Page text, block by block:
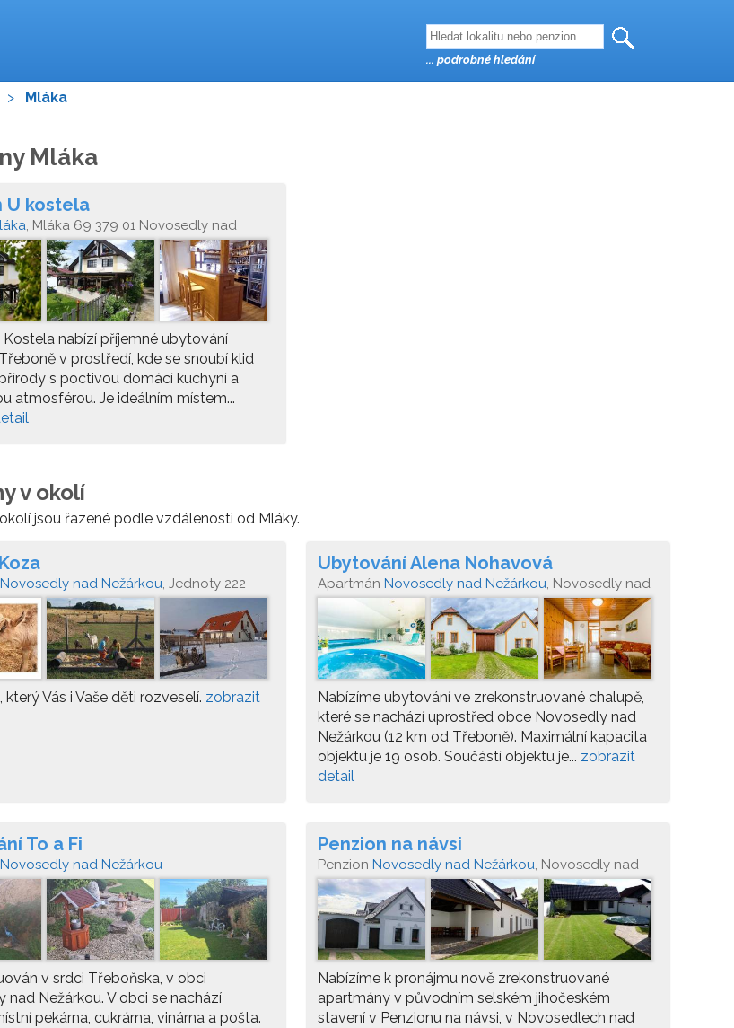
> Mláka
Mláka
U kostela
, Mláka 69 379 01 Novosedly nad
Kostela nabízí příjemné ubytování
v prostředí, kde se snoubí klid
s poctivou domácí kuchyní a
atmosférou. Je ideálním místem...
v okolí
jsou řazené podle vzdálenosti od Mláky.
Novosedly nad Nežárkou, Jednoty 222
Vás i Vaše děti rozveselí. zobrazit
Ubytování Alena Nohavová
Apartmán Novosedly nad Nežárkou, Novosedly nad
Nežárkou 9
Nabízíme ubytování ve zrekonstruované chalupě,
které se nachází uprostřed obce Novosedly nad
Nežárkou (12 km od Třeboně). Maximální kapacita
objektu je 19 osob. Součástí objektu je... zobrazit
detail
To a Fi
Novosedly nad Nežárkou
v srdci Třeboňska, v obci
nad Nežárkou. V obci se nachází
pekárna, cukrárna, vinárna a pošta.
Penzion na návsi
Penzion Novosedly nad Nežárkou, Novosedly nad
Nežárkou 70
Nabízíme k pronájmu nově zrekonstruované
apartmány v původním selském jihočeském
stavení v Penzionu na návsi, v Novosedlech nad
... podrobné hledání